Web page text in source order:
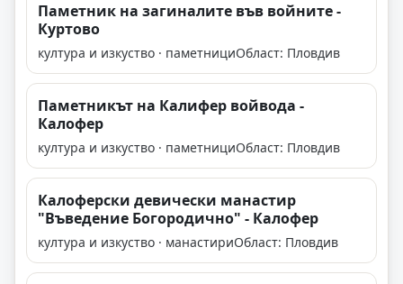
Паметник на загиналите във войните -
Куртово
култура и изкуство · паметнициОбласт: Пловдив
Паметникът на Калифер войвода -
Калофер
култура и изкуство · паметнициОбласт: Пловдив
Калоферски девически манастир
"Въведение Богородично" - Калофер
култура и изкуство · манастириОбласт: Пловдив